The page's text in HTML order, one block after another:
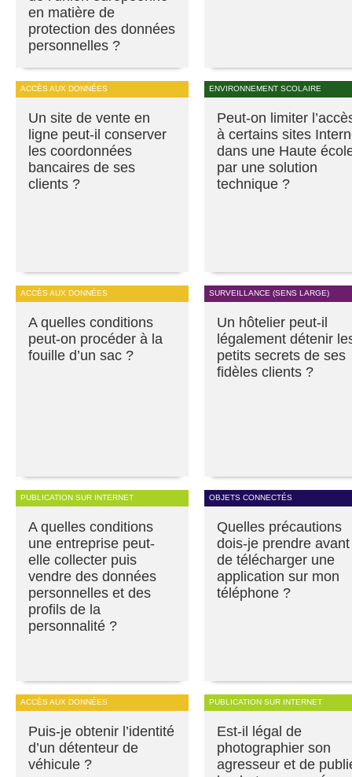
en matière de
protection des données
personnelles ?
ACCÈS AUX DONNÉES
Un site de vente en
ligne peut-il conserver
les coordonnées
bancaires de ses
clients ?
ENVIRONNEMENT SCOLAIRE
Peut-on limiter
à certains sites
dans une Haute
par une solution
technique ?
ACCÈS AUX DONNÉES
A quelles conditions
peut-on procéder à la
fouille d’un sac ?
SURVEILLANCE (SENS LARGE)
Un hôtelier peut-il
légalement détenir
petits secrets de ses
fidèles clients ?
PUBLICATION SUR INTERNET
A quelles conditions
une entreprise peut-
elle collecter puis
vendre des données
personnelles et des
profils de la
personnalité ?
OBJETS CONNECTÉS
Quelles précautions
dois-je prendre avant
de télécharger une
application sur mon
téléphone ?
ACCÈS AUX DONNÉES
Puis-je obtenir l’identité
d’un détenteur de
véhicule ?
PUBLICATION SUR INTERNET
Est-il légal de
photographier son
agresseur et de